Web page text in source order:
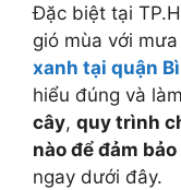
Đặc biệt tại
gió mùa với
xanh tại quận
hiểu đúng và
cây, quy trình
nào để đảm
ngay dưới đây.